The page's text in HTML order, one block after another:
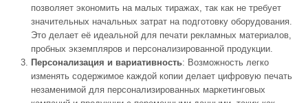
позволяет экономить на малых тиражах, так как не требует
значительных начальных затрат на подготовку оборудования.
Это делает её идеальной для печати рекламных материалов,
пробных экземпляров и персонализированной продукции.
Персонализация и вариативность: Возможность легко
изменять содержимое каждой копии делает цифровую печать
незаменимой для персонализированных маркетинговых